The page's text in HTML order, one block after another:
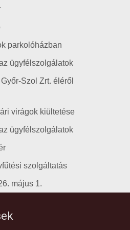
parkolóházban
ügyfélszolgálatok
Szol Zrt. éléről
virágok kiültetése
ügyfélszolgálatok
szolgáltatás
május 1.